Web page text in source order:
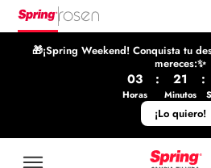
🎁¡Spring Weekend! Conquista tu
mereces:✨
03
Horas
: 21
Minutos
:
¡Lo quiero!